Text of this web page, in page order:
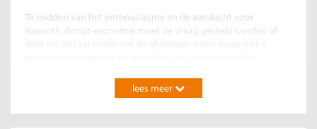
Te midden van het enthousiasme en de aandacht voor
Raworth’ donut-economie moet de vraag gesteld worden of
en financiële instellingen van de OESO-landen.
Hoe staat het ervoor in Nederland?
lees meer